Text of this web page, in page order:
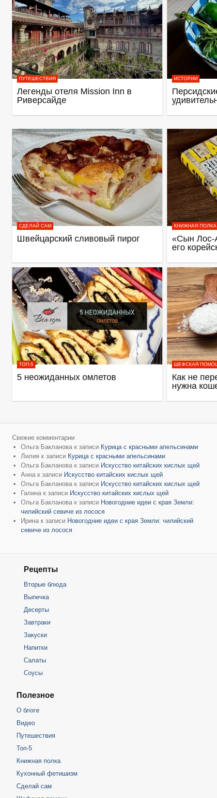
ПУТЕШЕСТВИЯ
Легенды отеля Mission Inn в
Риверсайде
ИСТОРИИ
СДЕЛАЙ САМ
Швейцарский сливовый пирог
КНИЖНАЯ ПОЛКА
«Сын Лос-
его
ТОП-5
5 неожиданных омлетов
ШЕФСКАЯ
Как не
нужна
Свежие комментарии
Ольга Бакланова к записи Курица с красными апельсинами
Лилия к записи Курица с красными апельсинами
Ольга Бакланова к записи Искусство китайских кислых щей
Анна к записи Искусство китайских кислых щей
Ольга Бакланова к записи Искусство китайских кислых щей
Галина к записи Искусство китайских кислых щей
Ольга Бакланова к записи Новогодние идеи с края Земли:
чилийский севиче из лосося
Ирина к записи Новогодние идеи с края Земли: чилийский
севиче из лосося
Рецепты
Вторые блюда
Выпечка
Десерты
Завтраки
Закуски
Напитки
Салаты
Соусы
Полезное
О блоге
Видео
Путешествия
Топ-5
Книжная полка
Кухонный фетишизм
Сделай сам